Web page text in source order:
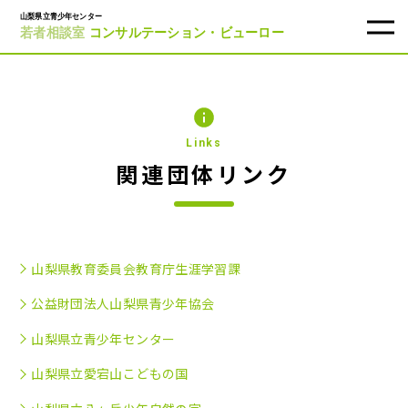
関連団体リンク
Links
山梨県教育委員会教育庁生涯学習課
公益財団法人山梨県青少年協会
山梨県立青少年センター
山梨県立愛宕山こどもの国